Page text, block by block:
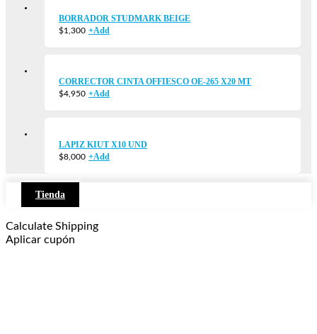
BORRADOR STUDMARK BEIGE
$1,300 +Add
CORRECTOR CINTA OFFIESCO OE-265 X20 MT
$4,950 +Add
LAPIZ KIUT X10 UND
$8,000 +Add
Tienda
Calculate Shipping
Aplicar cupón